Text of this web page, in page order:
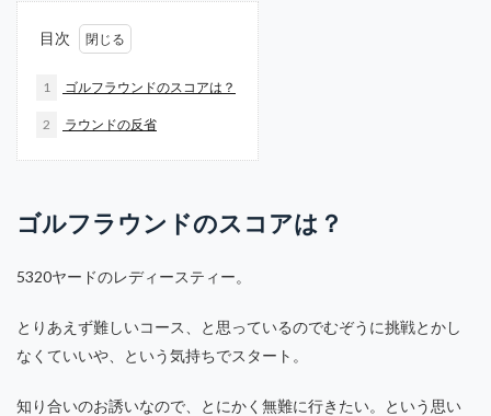
インターネット
インテグリティ
ウェアラブル
エコシステム
エンゲージメント
エンパワーメント
エージェンシー問題
鶴舞カントリー倶楽部
検索
目次
1 ゴルフラウンドのスコアは？
2 ラウンドの反省
ゴルフラウンドのスコアは？
5320ヤードのレディースティー。
とりあえず難しいコース、と思っているのでむぞうに挑戦とかし
なくていいや、という気持ちでスタート。
知り合いのお誘いなので、とにかく無難に行きたい。という思い